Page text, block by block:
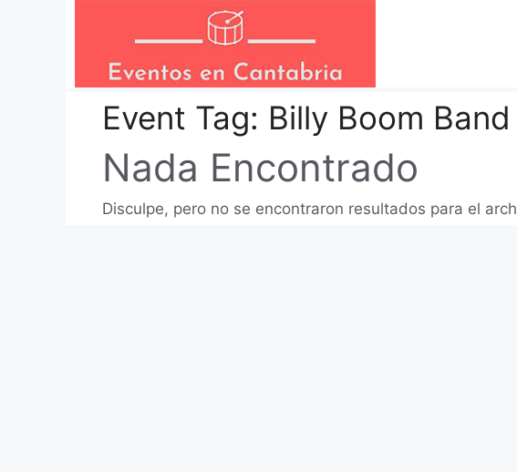
Event Tag: Billy Boom Band
Nada Encontrado
Disculpe, pero no se encontraron resultados para el